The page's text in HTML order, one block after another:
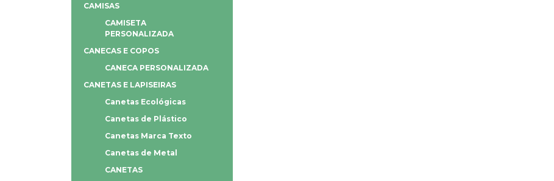
CAMISAS
CAMISETA
PERSONALIZADA
CANECAS E COPOS
CANECA PERSONALIZADA
CANETAS E LAPISEIRAS
Canetas Ecológicas
Canetas de Plástico
Canetas Marca Texto
Canetas de Metal
CANETAS